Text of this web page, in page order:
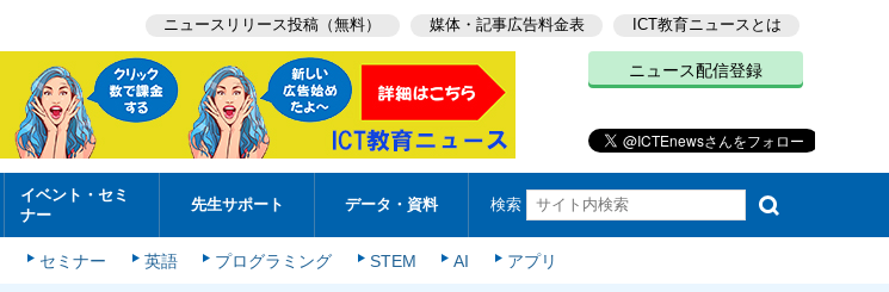
ニュースリリース投稿（無料） 媒体・記事広告料金表 ICT教育ニュースとは
ニュース配信登録
イベント・セミ
ナー
先生サポート データ・資料 検索
セミナー 英語 プログラミング STEM AI アプリ